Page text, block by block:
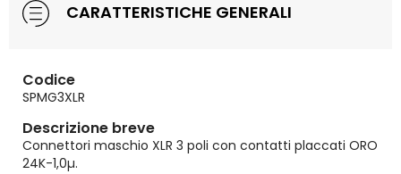
CARATTERISTICHE GENERALI
Codice
SPMG3XLR
Descrizione breve
Connettori maschio XLR 3 poli con contatti placcati ORO
24K-1,0µ.